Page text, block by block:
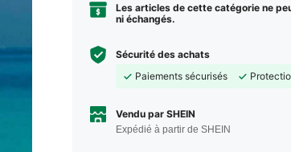
Les articles de cette catégorie ne
ni échangés.
Sécurité des achats
Paiements sécurisés
Vendu par SHEIN
Expédié à partir de SHEIN